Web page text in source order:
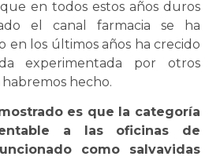
en todos estos años duros
el canal farmacia se ha
en los últimos años ha crecido
experimentada por otros
hecho.
es que la categoría
a las oficinas de
como salvavidas